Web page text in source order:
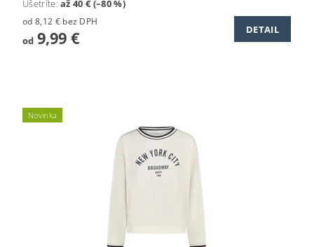
Ušetríte:až 40 € (–80 %)
od 8,12 € bez DPH
od9,99 € DETAIL
Novinka